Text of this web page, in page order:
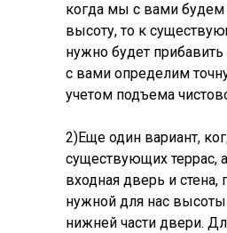
когда мы с вами будем
высоту, то к
нужно будет
с вами определим
учетом подъема
2)Еще один вариант,
существующих террас,
входная дверь и стена,
нужной для нас высоты
нижней части двери.